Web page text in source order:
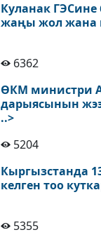
Куланак
жаңы жол жана
6362
ӨКМ министри
дарыясынын
..>
5204
Кыргызстанда
5355